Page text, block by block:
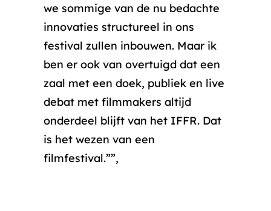
we sommige van de nu bedachte
innovaties structureel in ons
festival zullen inbouwen. Maar ik
ben er ook van overtuigd dat een
zaal met een doek, publiek en live
debat met filmmakers altijd
onderdeel blijft van het IFFR. Dat
is het wezen van een
filmfestival.””,